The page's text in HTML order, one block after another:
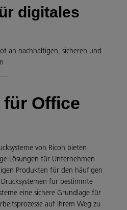
digitales
an nachhaltigen, sicheren und
Office
von Ricoh bieten
Lösungen für Unternehmen
Produkten für den häufigen
für bestimmte
eine sichere Grundlage für
auf Ihrem Weg zu